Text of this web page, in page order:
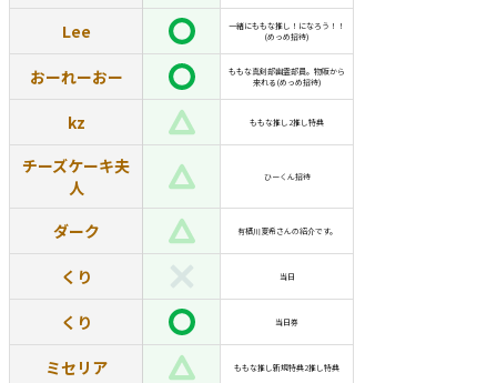
Lee
一緒にももな推し！になろう！！
(めっめ招待)
おーれーおー
ももな真剣部幽霊部員。物販から
来れる(めっめ招待)
kz ももな推し2推し特典
チーズケーキ夫
人
ひーくん招待
ダーク 有栖川夏希さんの紹介です。
くり 当日
くり 当日券
ミセリア ももな推し新規特典2推し特典